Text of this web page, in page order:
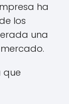
ha
los
una
que